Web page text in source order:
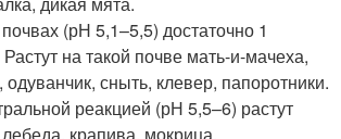
(рН 5,1–5,5) достаточно 1
Растут на такой почве мать-и-мачеха,
сныть, клевер, папоротники.
реакцией (рН 5,5–6) растут